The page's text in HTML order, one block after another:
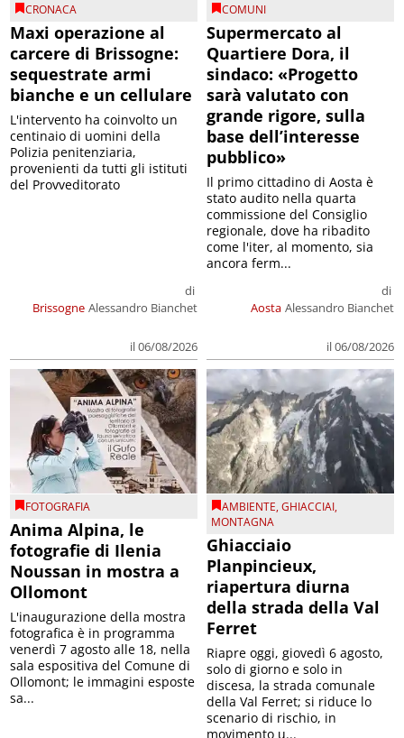
CRONACA
Maxi operazione al
carcere di Brissogne:
sequestrate armi
bianche e un cellulare
Brissogne
di
Alessandro Bianchet
il 06/08/2026
L'intervento ha coinvolto un
centinaio di uomini della
Polizia penitenziaria,
provenienti da tutti gli istituti
del Provveditorato
COMUNI
Supermercato al
Quartiere Dora, il
sindaco: «Progetto
sarà valutato con
grande rigore, sulla
base dell’interesse
pubblico»
Aosta
di
Alessandro Bianchet
il 06/08/2026
Il primo cittadino di Aosta è
stato audito nella quarta
commissione del Consiglio
regionale, dove ha ribadito
come l'iter, al momento, sia
ancora ferm...
FOTOGRAFIA
Anima Alpina, le
fotografie di Ilenia
Noussan in mostra a
Ollomont
L'inaugurazione della mostra
fotografica è in programma
venerdì 7 agosto alle 18, nella
sala espositiva del Comune di
Ollomont; le immagini esposte
sa...
AMBIENTE,GHIACCIAI,
MONTAGNA
Ghiacciaio
Planpincieux,
riapertura diurna
della strada della Val
Ferret
Riapre oggi, giovedì 6 agosto,
solo di giorno e solo in
discesa, la strada comunale
della Val Ferret; si riduce lo
scenario di rischio, in
movimento u...